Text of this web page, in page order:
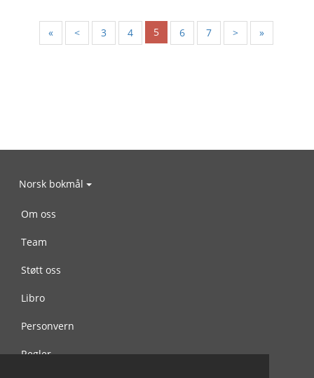
« < 3 4 5 6 7 > »
Norsk bokmål
Om oss
Team
Støtt oss
Libro
Personvern
Regler